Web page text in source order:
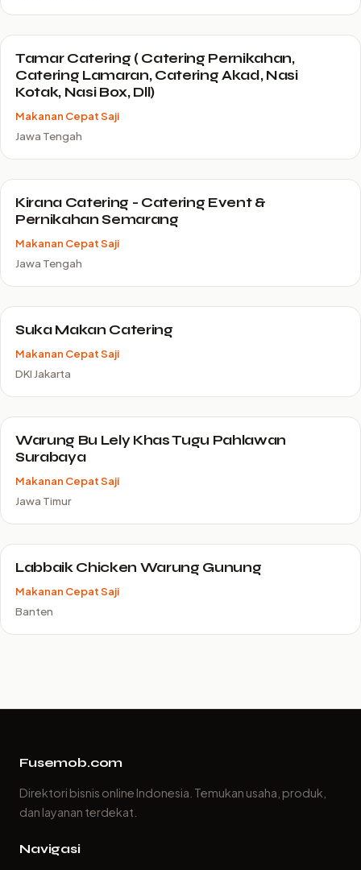
Tamar Catering ( Catering Pernikahan,
Catering Lamaran, Catering Akad, Nasi
Kotak, Nasi Box, Dll)
Makanan Cepat Saji
Jawa Tengah
Kirana Catering - Catering Event &
Pernikahan Semarang
Makanan Cepat Saji
Jawa Tengah
Suka Makan Catering
Makanan Cepat Saji
DKI Jakarta
Warung Bu Lely Khas Tugu Pahlawan
Surabaya
Makanan Cepat Saji
Jawa Timur
Labbaik Chicken Warung Gunung
Makanan Cepat Saji
Banten
Fusemob.com
Direktori bisnis online Indonesia. Temukan usaha, produk,
dan layanan terdekat.
Navigasi